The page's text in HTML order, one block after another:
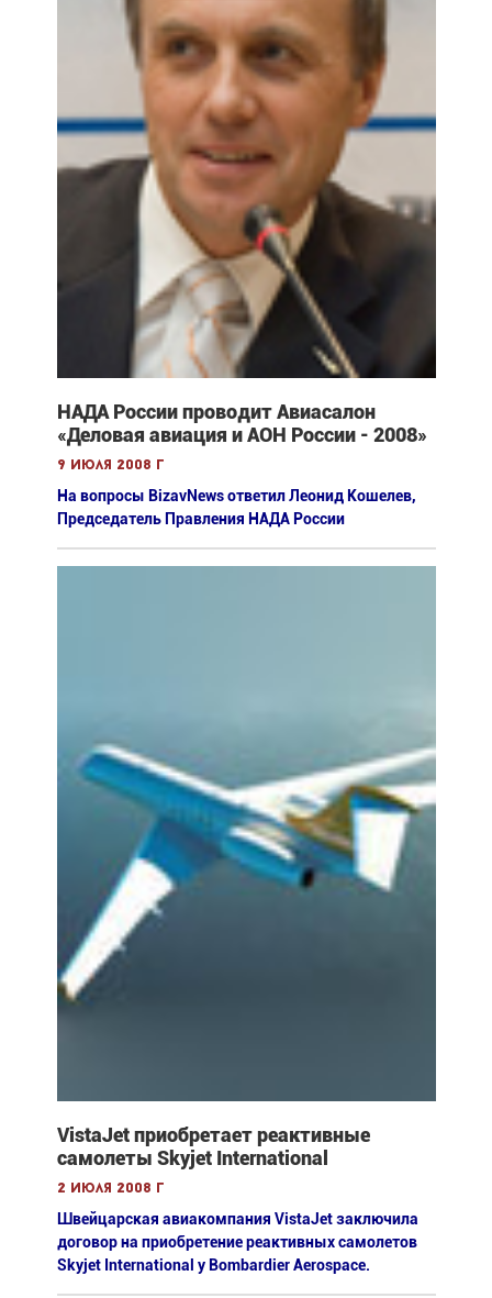
НАДА России проводит Авиасалон
«Деловая авиация и АОН России - 2008»
9 июля 2008 г
На вопросы BizavNews ответил Леонид Кошелев,
Председатель Правления НАДА России
VistaJet приобретает реактивные
самолеты Skyjet International
2 июля 2008 г
Швейцарская авиакомпания VistaJet заключила
договор на приобретение реактивных самолетов
Skyjet International у Bombardier Aerospace.